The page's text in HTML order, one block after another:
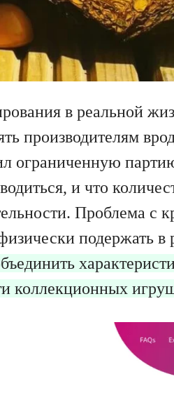
в реальной
производителям
ограниченную
и что
Проблема с
подержать в
коллекционных